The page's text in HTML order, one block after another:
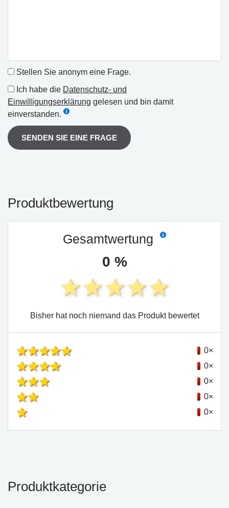
Stellen Sie anonym eine Frage.
Ich habe die Datenschutz- und
Einwilligungserklärung gelesen und bin damit
einverstanden.
SENDEN SIE EINE FRAGE
Produktbewertung
Gesamtwertung
0 %
Bisher hat noch niemand das Produkt bewertet
0×
0×
0×
0×
0×
Produktkategorie